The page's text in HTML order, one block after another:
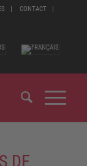
CONTACT
DE